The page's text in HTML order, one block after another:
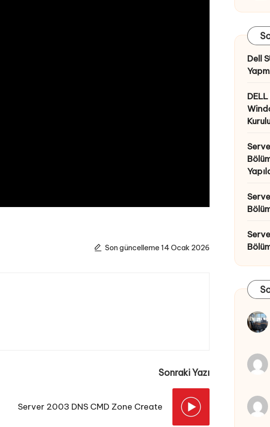
Son güncelleme 14 Ocak 2026
Sonraki Yazı
Server 2003 DNS CMD Zone Create
Dell